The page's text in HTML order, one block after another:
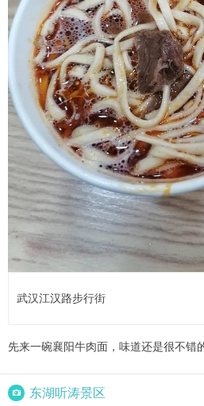
武汉江汉路步行街
先来一碗襄阳牛肉面，味道还是很不错
 东湖听涛景区